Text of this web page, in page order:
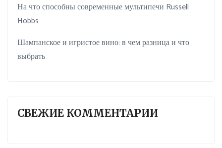
На что способны современные мультипечи Russell
Hobbs
Шампанское и игристое вино: в чем разница и что
выбрать
СВЕЖИЕ КОММЕНТАРИИ